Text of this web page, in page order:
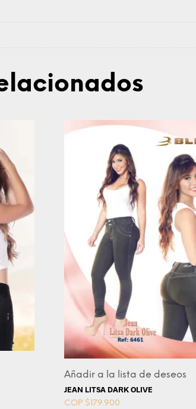
Añadir a la lista de deseos
JEAN LITSA DARK OLIVE
COP $179.900